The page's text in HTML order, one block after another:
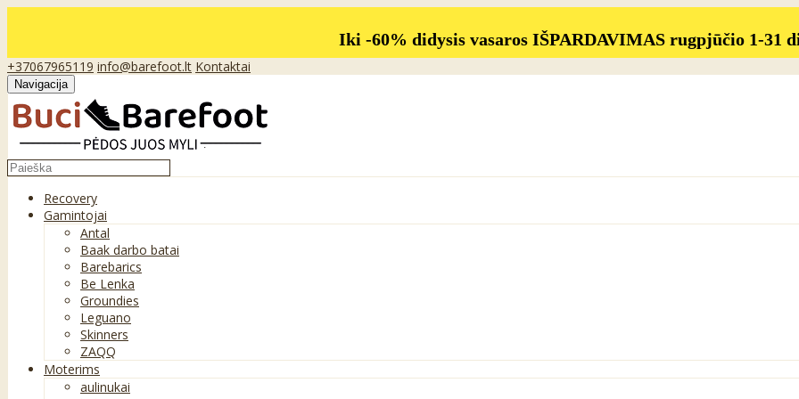
Iki -60% didysis vasaros IŠPARDAVIMAS rugpjūčio 1-31
+37067965119 info@barefoot.lt Kontaktai
Navigacija
Recovery
Gamintojai
Antal
Baak darbo batai
Barebarics
Be Lenka
Groundies
Leguano
Skinners
ZAQQ
Moterims
aulinukai